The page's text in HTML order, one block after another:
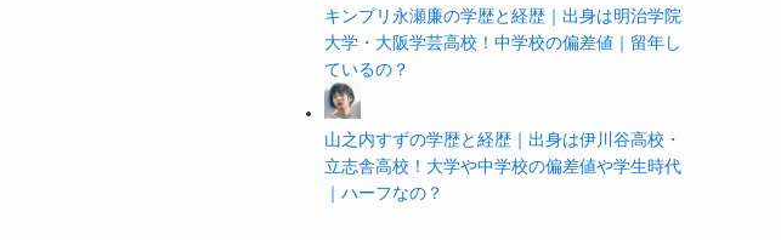
キンプリ永瀬廉の学歴と経歴｜出身は明治学院
大学・大阪学芸高校！中学校の偏差値｜留年し
ているの？
山之内すずの学歴と経歴｜出身は伊川谷高校・
立志舎高校！大学や中学校の偏差値や学生時代
｜ハーフなの？